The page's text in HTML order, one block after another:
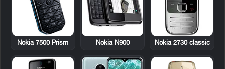
Nokia 2730 classic
Nokia N900
Nokia 7500 Prism